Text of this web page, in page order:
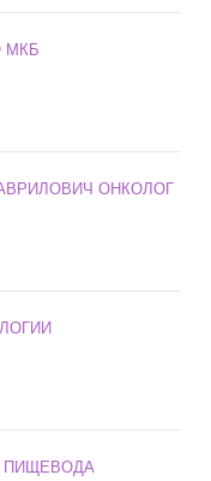
МКБ
ОНКОЛОГ
ПИЩЕВОДА